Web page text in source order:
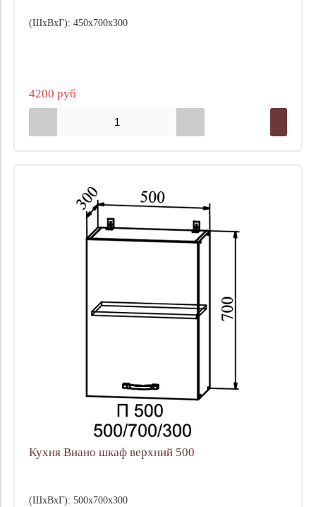
(ШхВхГ): 450х700х300
4200 руб
Кухня Виано шкаф верхний 500
(ШхВхГ): 500х700х300